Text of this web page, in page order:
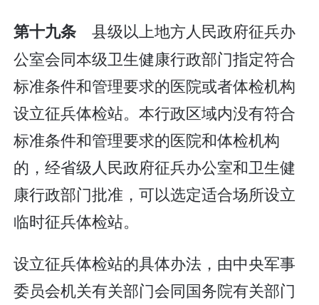
第十九条 县级以上地方人民政府征兵办
公室会同本级卫生健康行政部门指定符合
标准条件和管理要求的医院或者体检机构
设立征兵体检站。本行政区域内没有符合
标准条件和管理要求的医院和体检机构
的，经省级人民政府征兵办公室和卫生健
康行政部门批准，可以选定适合场所设立
临时征兵体检站。
设立征兵体检站的具体办法，由中央军事
委员会机关有关部门会同国务院有关部门